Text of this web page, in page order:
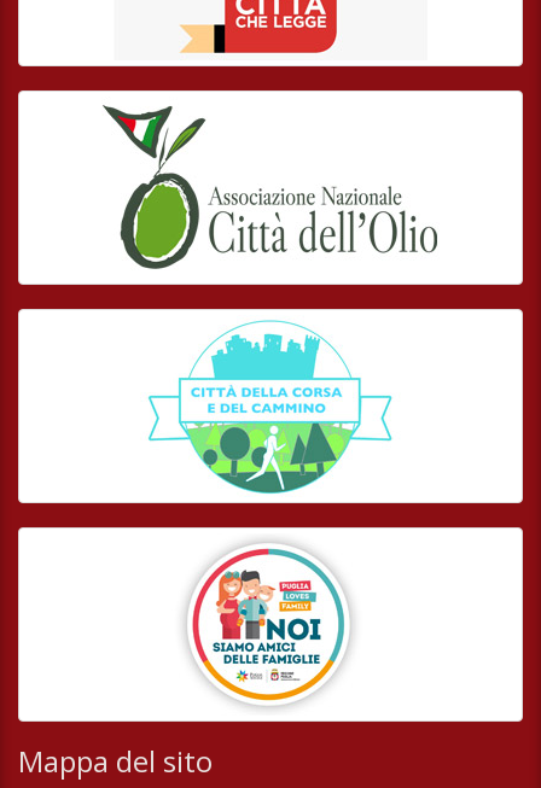
Mappa del sito